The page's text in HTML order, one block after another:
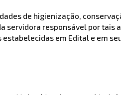
de higienização,
servidora responsável por tais
em Edital e em